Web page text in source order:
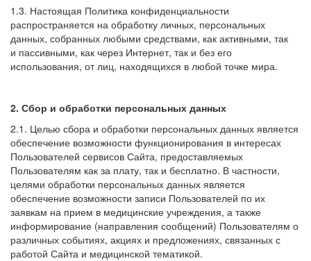
1.3. Настоящая Политика конфиденциальности
распространяется на обработку личных, персональных
данных, собранных любыми средствами, как активными, так
и пассивными, как через Интернет, так и без его
использования, от лиц, находящихся в любой точке мира.
2. Сбор и обработки персональных данных
2.1. Целью сбора и обработки персональных данных является
обеспечение возможности функционирования в интересах
Пользователей сервисов Сайта, предоставляемых
Пользователям как за плату, так и бесплатно. В частности,
целями обработки персональных данных является
обеспечение возможности записи Пользователей по их
заявкам на прием в медицинские учреждения, а также
информирование (направления сообщений) Пользователям о
различных событиях, акциях и предложениях, связанных с
работой Сайта и медицинской тематикой.